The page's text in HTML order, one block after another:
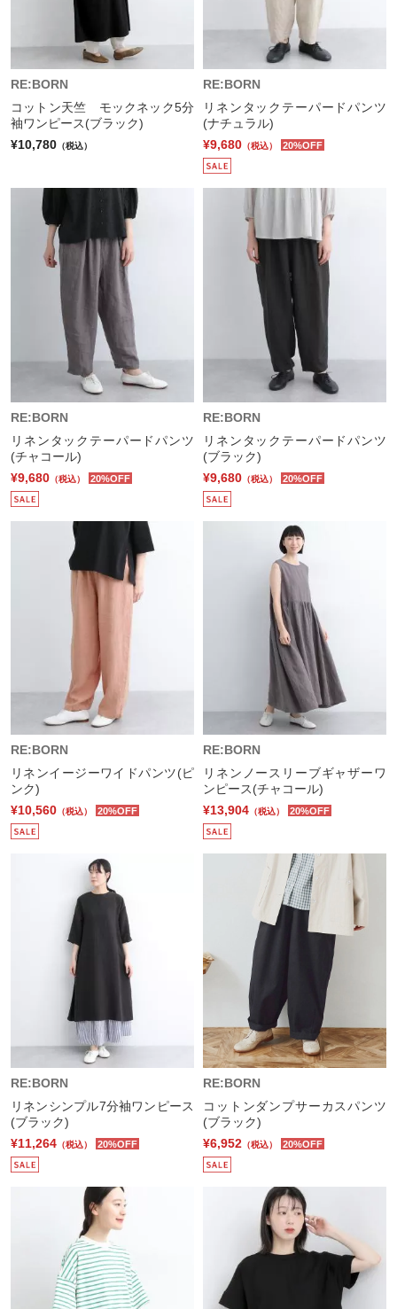
RE:BORN
コットン天竺 モックネック5分
袖ワンピース(ブラック)
¥10,780 （税込）
RE:BORN
リネンタックテーパードパンツ
(ナチュラル)
¥9,680 （税込） 20%OFF
RE:BORN
リネンタックテーパードパンツ
(チャコール)
¥9,680 （税込） 20%OFF
RE:BORN
リネンタックテーパードパンツ
(ブラック)
¥9,680 （税込） 20%OFF
RE:BORN
リネンイージーワイドパンツ(ピ
ンク)
¥10,560 （税込） 20%OFF
RE:BORN
リネンノースリーブギャザーワ
ンピース(チャコール)
¥13,904 （税込） 20%OFF
RE:BORN
リネンシンプル7分袖ワンピース
(ブラック)
¥11,264 （税込） 20%OFF
RE:BORN
コットンダンプサーカスパンツ
(ブラック)
¥6,952 （税込） 20%OFF